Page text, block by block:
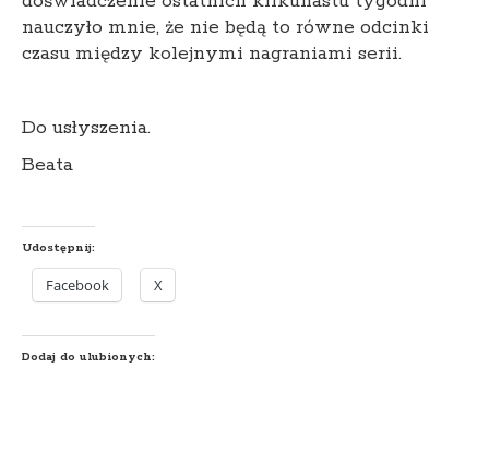
nauczyło mnie, że nie będą to równe odcinki
czasu między kolejnymi nagraniami serii.
Do usłyszenia.
Beata
Udostępnij:
Facebook X
Dodaj do ulubionych: